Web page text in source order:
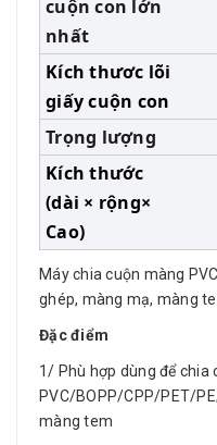
cuộn con lớn
nhất
Kích thươc lõi
giấy cuộn con
Trọng lượng
Kích thước
(dài × rộng×
Cao)
Máy chia cuộn màng
ghép, màng mạ, màng
Đặc điểm
1/ Phù hợp dùng để
PVC/BOPP/CPP/PET/
màng tem